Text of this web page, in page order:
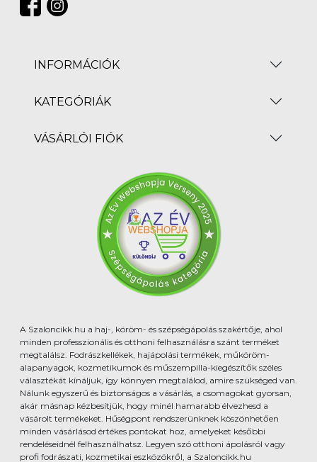
INFORMÁCIÓK
KATEGÓRIÁK
VÁSÁRLÓI FIÓK
A Szaloncikk.hu a haj-, köröm- és szépségápolás szakértője, ahol
minden professzionális és otthoni felhasználásra szánt terméket
megtalálsz. Fodrászkellékek, hajápolási termékek, műköröm-
alapanyagok, kozmetikumok és műszempilla-kiegészítők széles
választékát kínáljuk, így könnyen megtalálod, amire szükséged van.
Nálunk egyszerű és biztonságos a vásárlás, a csomagokat gyorsan,
akár másnap kézbesítjük, hogy minél hamarabb élvezhesd a
vásárolt termékeket. Hűségpont rendszerünknek köszönhetően
minden vásárlásod értékes pontokat hoz, amelyeket későbbi
rendeléseidnél felhasználhatsz. Legyen szó otthoni ápolásról vagy
profi fodrászati, kozmetikai eszközökről, a Szaloncikk.hu